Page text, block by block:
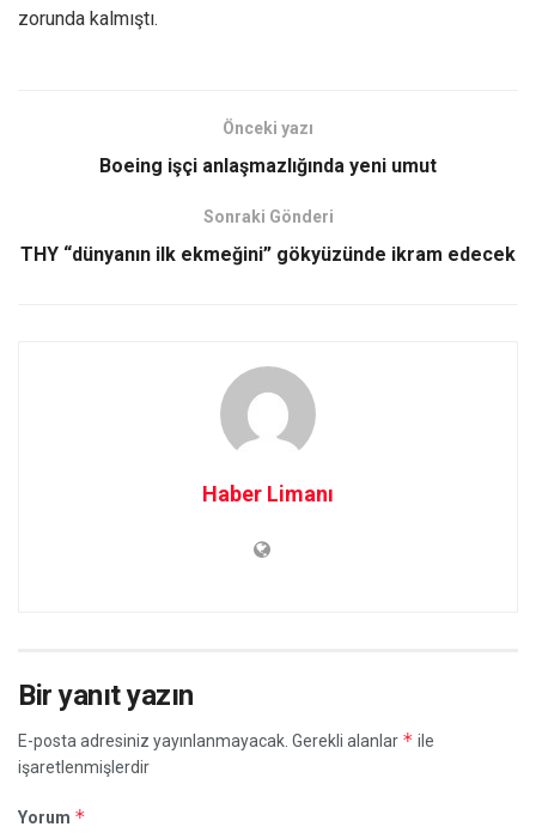
zorunda kalmıştı.
Önceki yazı
Boeing işçi anlaşmazlığında yeni umut
Sonraki Gönderi
THY “dünyanın ilk ekmeğini” gökyüzünde ikram edecek
Haber Limanı
Bir yanıt yazın
E-posta adresiniz yayınlanmayacak. Gerekli alanlar * ile
işaretlenmişlerdir
Yorum *